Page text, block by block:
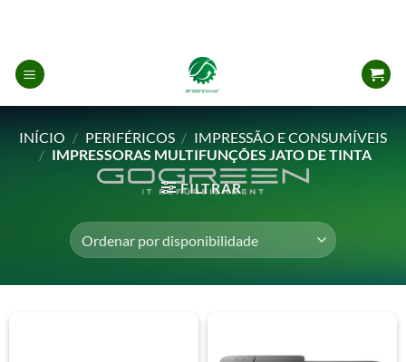
content
INÍCIO / PERIFÉRICOS / IMPRESSÃO E CONSUMÍVEIS
/ IMPRESSORAS MULTIFUNÇÕES JATO DE TINTA
FILTRAR